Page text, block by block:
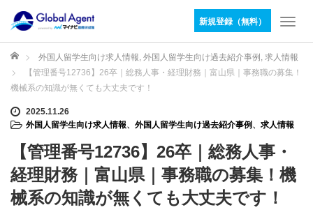
新規登録（無料）
T
g
g
a
g
a
ホーム 外国人留学生向け求人情報, 外国人留学生向け過去紹介事例 , 求人情報
【管理番号12736】26卒｜総務人事・経理財務｜富山県｜事務職の募集！
機械系の知識が無くても大丈夫です！
2025.11.26
外国人留学生向け求人情報、 外国人留学生向け過去紹介事例 、 求人情報
【管理番号12736】26卒｜総務人事・
経理財務｜富山県｜事務職の募集！機
械系の知識が無くても大丈夫です！